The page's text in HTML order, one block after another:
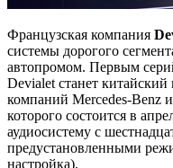
Французская компания
системы дорогого
автопромом. Первым
Devialet станет китайский
компаний Mercedes-Benz
которого состоится в
аудиосистему с
предустановленными
настройка).